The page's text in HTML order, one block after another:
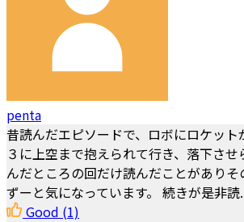
penta
昔読んだエピソードで、ロボにロケット
３に上空まで抱えられて行き、落下さ
んだところの回だけ読んだことがあり
ずーと気になっています。 続きが是非読
Good (1)